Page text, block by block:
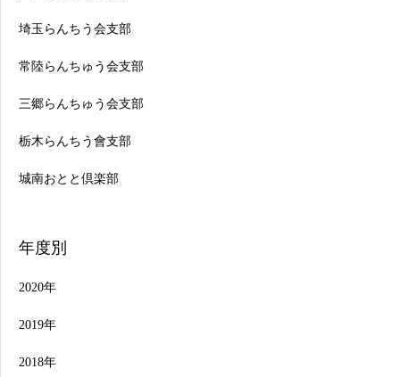
埼玉らんちう会支部
常陸らんちゅう会支部
三郷らんちゅう会支部
栃木らんちう會支部
城南おとと倶楽部
年度別
2020年
2019年
2018年